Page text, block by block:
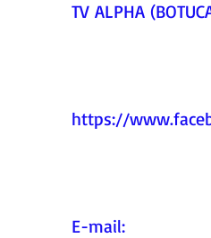
TV ALPHA
https://
E-mail: